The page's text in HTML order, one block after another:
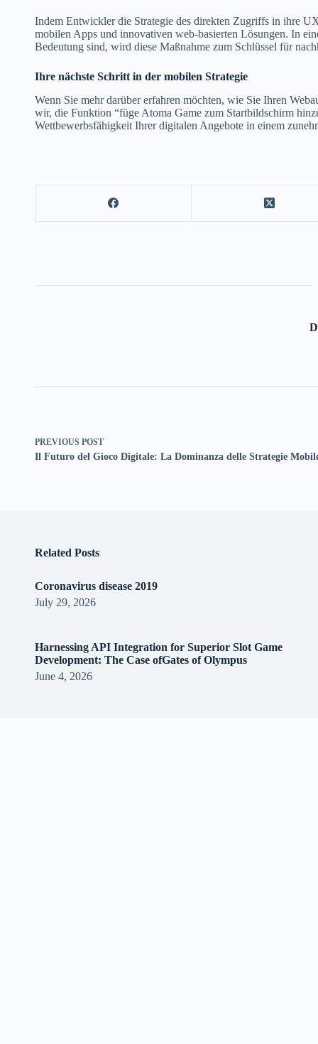
Indem Entwickler die Strategie des direkten Zugriffs in ihre
mobilen Apps und innovativen web-basierten Lösungen. In
Bedeutung sind, wird diese Maßnahme zum Schlüssel für
Ihre nächste Schritt in der mobilen Strategie
Wenn Sie mehr darüber erfahren möchten, wie Sie Ihren
wir, die Funktion “füge Atoma Game zum Startbildschirm
Wettbewerbsfähigkeit Ihrer digitalen Angebote in einem
PREVIOUS POST
Il Futuro del Gioco Digitale: La Dominanza delle Strategie
Related Posts
Coronavirus disease 2019
July 29, 2026
Harnessing API Integration for Superior Slot Game
Development: The Case ofGates of Olympus
June 4, 2026